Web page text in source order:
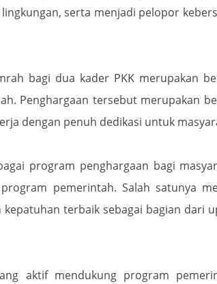
serta menjadi pelopor
bagi dua kader PKK merupakan
Penghargaan tersebut merupakan
dengan penuh dedikasi untuk
program penghargaan bagi
pemerintah. Salah satunya
terbaik sebagai bagian dari
aktif mendukung program